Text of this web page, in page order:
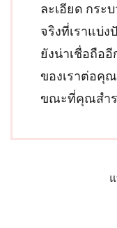
ละเอียด กระ
จริงที่เราแบ่
ยังน่าเชื่อถือ
ของเราต่อคุ
ขณะที่คุณสำร